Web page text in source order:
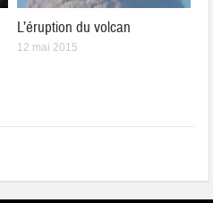
L’éruption du volcan
12 mai 2015